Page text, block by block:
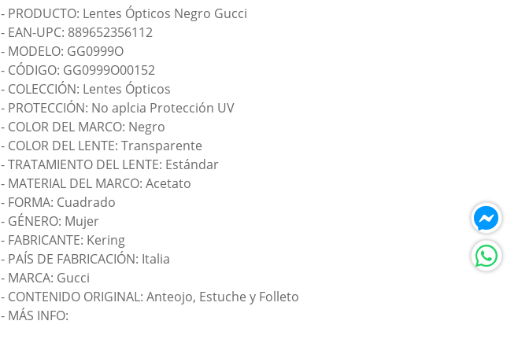
- PRODUCTO: Lentes Ópticos Negro Gucci
- EAN-UPC: 889652356112
- MODELO: GG0999O
- CÓDIGO: GG0999O00152
- COLECCIÓN: Lentes Ópticos
- PROTECCIÓN: No aplcia Protección UV
- COLOR DEL MARCO: Negro
- COLOR DEL LENTE: Transparente
- TRATAMIENTO DEL LENTE: Estándar
- MATERIAL DEL MARCO: Acetato
- FORMA: Cuadrado
- GÉNERO: Mujer
- FABRICANTE: Kering
- PAÍS DE FABRICACIÓN: Italia
- MARCA: Gucci
- CONTENIDO ORIGINAL: Anteojo, Estuche y Folleto
- MÁS INFO: